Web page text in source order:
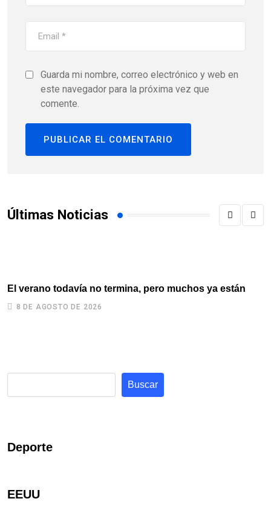
Guarda mi nombre, correo electrónico y web en
este navegador para la próxima vez que
comente.
Últimas Noticias
El verano todavía no termina, pero muchos ya están
8 DE AGOSTO DE 2026
Buscar
Deporte
EEUU